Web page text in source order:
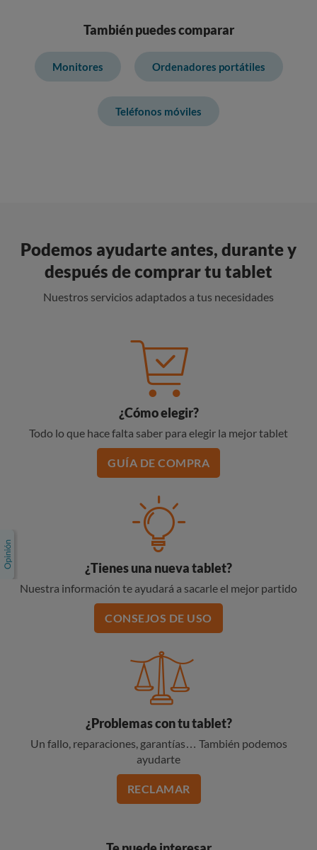
También puedes comparar
Monitores Ordenadores portátiles
Teléfonos móviles
Podemos ayudarte antes, durante y
después de comprar tu tablet
Nuestros servicios adaptados a tus necesidades
¿Cómo elegir?
Todo lo que hace falta saber para elegir la mejor tablet
GUÍA DE COMPRA
¿Tienes una nueva tablet?
Nuestra información te ayudará a sacarle el mejor partido
CONSEJOS DE USO
¿Problemas con tu tablet?
Un fallo, reparaciones, garantías… También podemos
ayudarte
RECLAMAR